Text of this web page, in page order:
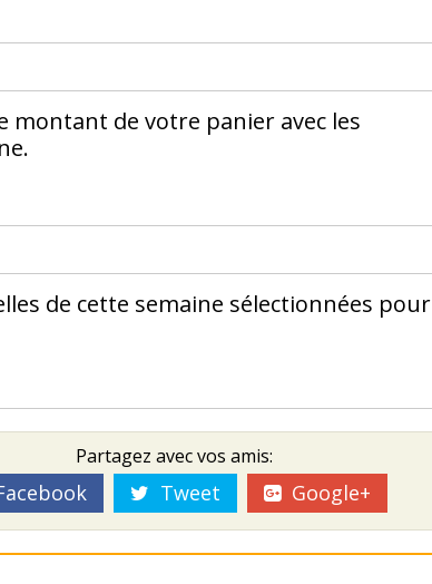
montant de votre panier avec les
de cette semaine sélectionnées pour
Partagez avec vos amis:
Tweet Google+